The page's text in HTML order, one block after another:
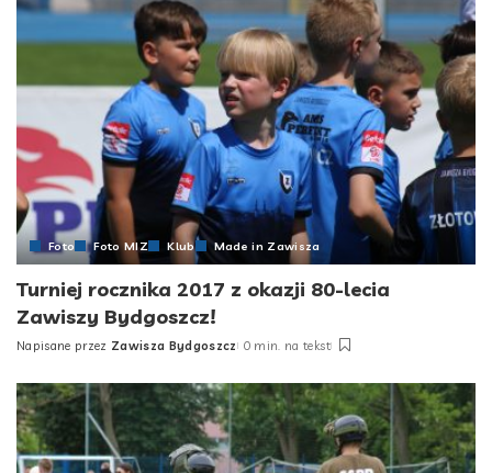
Foto Foto MIZ Klub Made in Zawisza
Turniej rocznika 2017 z okazji 80-lecia
Zawiszy Bydgoszcz!
Posted
Napisane przez Zawisza Bydgoszcz 0 min. na tekst